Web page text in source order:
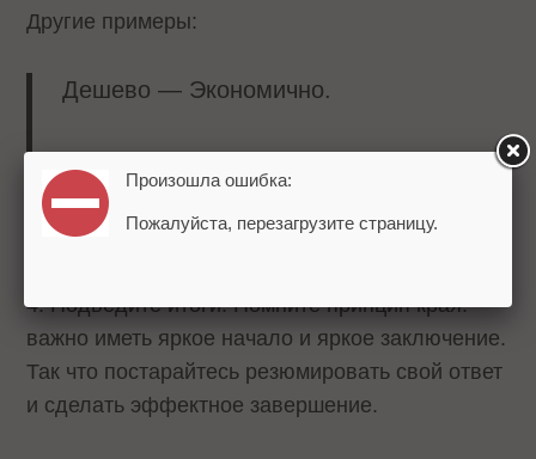
Другие примеры:
Дешево — Экономично.
Купить — Приобрести.
4. Подведите итоги. Помните принцип края:
важно иметь яркое начало и яркое заключение.
Так что постарайтесь резюмировать свой ответ
и сделать эффектное завершение.
Произошла ошибка:
Пожалуйста, перезагрузите страницу.